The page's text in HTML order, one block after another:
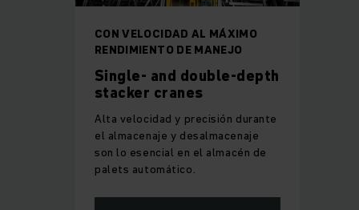
CON VELOCIDAD AL MÁXIMO
RENDIMIENTO DE MANEJO
Single- and double-depth
stacker cranes
Alta velocidad y precisión durante
el almacenaje y desalmacenaje
son lo esencial en el almacén de
palets automático.